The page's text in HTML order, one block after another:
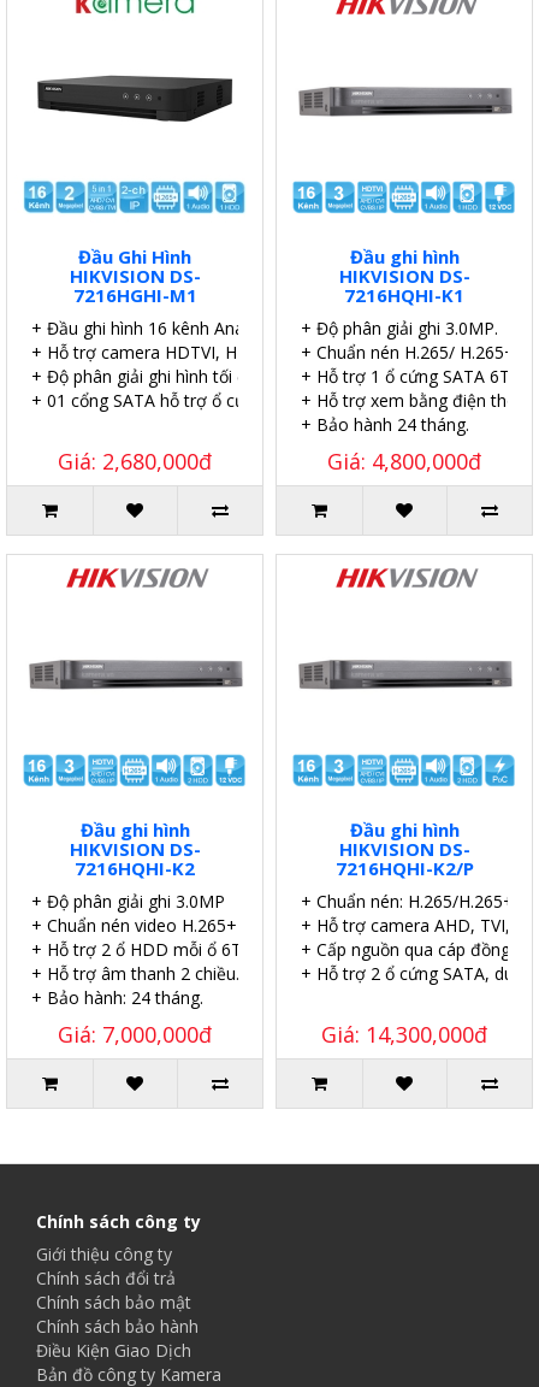
Đầu Ghi Hình
HIKVISION DS-
7216HGHI-M1
+ Đầu ghi hình 16 kênh Analog 2.0MP.
+ Hỗ trợ camera HDTVI, HDCVI, AHD, Analog.
+ Độ phân giải ghi hình tối đa 1080p.
+ 01 cổng SATA hỗ trợ ổ cứng tối đa 4TB.
Giá: 2,680,000đ
Đầu ghi hình
HIKVISION DS-
7216HQHI-K1
+ Độ phân giải ghi 3.0MP.
+ Chuẩn nén H.265/ H.265+.
+ Hỗ trợ 1 ổ cứng SATA 6TB.
+ Hỗ trợ xem bằng điện thoại.
+ Bảo hành 24 tháng.
Giá: 4,800,000đ
Đầu ghi hình
HIKVISION DS-
7216HQHI-K2
+ Độ phân giải ghi 3.0MP
+ Chuẩn nén video H.265+
+ Hỗ trợ 2 ổ HDD mỗi ổ 6TB.
+ Hỗ trợ âm thanh 2 chiều.
+ Bảo hành: 24 tháng.
Giá: 7,000,000đ
Đầu ghi hình
HIKVISION DS-
7216HQHI-K2/P
+ Chuẩn nén: H.265/H.265+.
+ Hỗ trợ camera AHD, TVI,
+ Cấp nguồn qua cáp đồng
+ Hỗ trợ 2 ổ cứng SATA,
Giá: 14,300,000đ
Chính sách công ty
Giới thiệu công ty
Chính sách đổi trả
Chính sách bảo mật
Chính sách bảo hành
Điều Kiện Giao Dịch
Bản đồ công ty Kamera